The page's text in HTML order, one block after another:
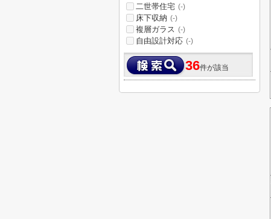
二世帯住宅 (-)
床下収納 (-)
複層ガラス (-)
自由設計対応 (-)
36件が該当